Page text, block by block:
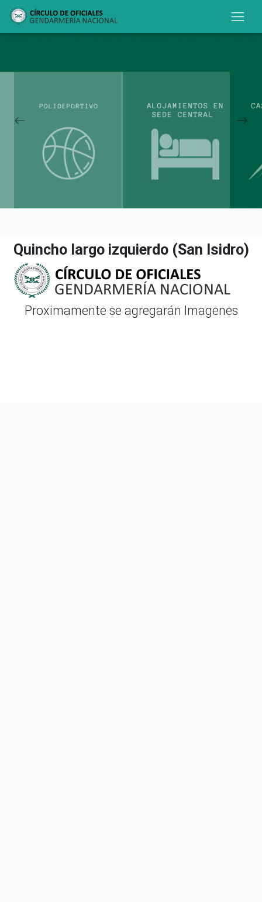
Quincho largo izquierdo (San Isidro)
Proximamente se agregarán Imagenes